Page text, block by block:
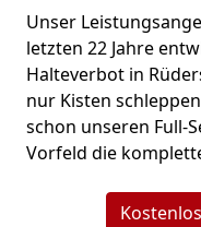
Unser
letzten 22 Jahre
Halteverbot in
nur Kisten
schon unseren Full-
Vorfeld die